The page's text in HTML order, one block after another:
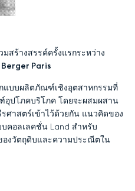
ร้างสรรค์ครั้งแรกระหว่าง
Berger Paris
บบผลิตภัณฑ์เชิงอุตสาหกรรมที่
อุปโภคบริโภค โดยจะผสมผสาน
ศาสตร์เข้าไว้ด้วยกัน แนวคิดของ
คอลเลคชั่น Land สำหรับ
องวัตถุดิบและความประณีตใน